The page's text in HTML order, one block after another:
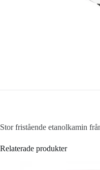
Stor fristående etanolkamin
Relaterade produkter